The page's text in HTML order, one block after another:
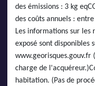
des émissions : 3 kg
des coûts annuels :
Les informations sur les
exposé sont disponibles
www.georisques.gouv.fr
charge de
habitation. (Pas de